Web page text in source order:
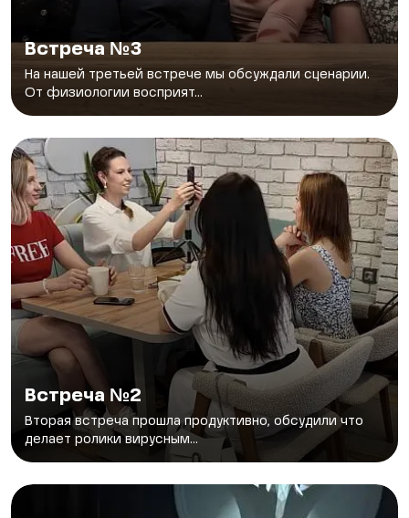
Встреча №3
На нашей третьей встрече мы обсуждали сценарии.
От физиологии восприят...
Встреча №2
Вторая встреча прошла продуктивно, обсудили что
делает ролики вирусным...